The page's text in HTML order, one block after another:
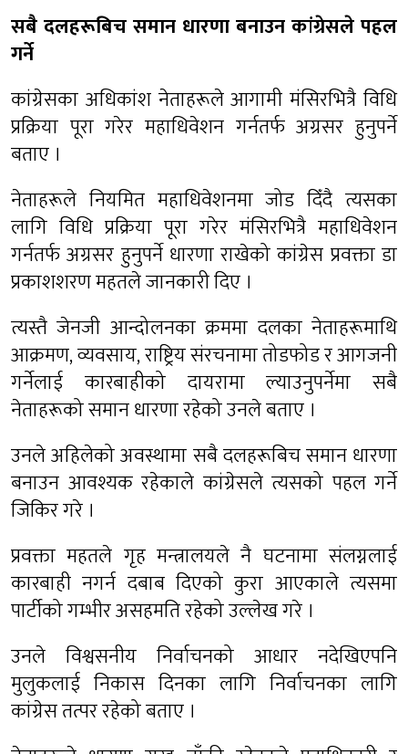
सबै दलहरूबिच समान धारणा बनाउन कांग्रेसले पहल
गर्ने
कांग्रेसका अधिकांश नेताहरूले आगामी मंसिरभित्रै विधि
प्रक्रिया पूरा गरेर महाधिवेशन गर्नतर्फ अग्रसर हुनुपर्ने
बताए ।
नेताहरूले नियमित महाधिवेशनमा जोड दिँदै त्यसका
लागि विधि प्रक्रिया पूरा गरेर मंसिरभित्रै महाधिवेशन
गर्नतर्फ अग्रसर हुनुपर्ने धारणा राखेको कांग्रेस प्रवक्ता डा
प्रकाशशरण महतले जानकारी दिए ।
त्यस्तै जेनजी आन्दोलनका क्रममा दलका नेताहरूमाथि
आक्रमण, व्यवसाय, राष्ट्रिय संरचनामा तोडफोड र आगजनी
गर्नेलाई कारबाहीको दायरामा ल्याउनुपर्नेमा सबै
नेताहरूको समान धारणा रहेको उनले बताए ।
उनले अहिलेको अवस्थामा सबै दलहरूबिच समान धारणा
बनाउन आवश्यक रहेकाले कांग्रेसले त्यसको पहल गर्ने
जिकिर गरे ।
प्रवक्ता महतले गृह मन्त्रालयले नै घटनामा संलग्नलाई
कारबाही नगर्न दबाब दिएको कुरा आएकाले त्यसमा
पार्टीको गम्भीर असहमति रहेको उल्लेख गरे ।
उनले विश्वसनीय निर्वाचनको आधार नदेखिएपनि
मुलुकलाई निकास दिनका लागि निर्वाचनका लागि
कांग्रेस तत्पर रहेको बताए ।